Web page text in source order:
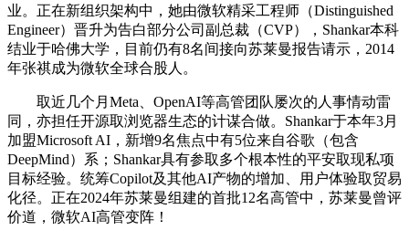
业。正在新组织架构中，她由微软精采工程师（Distinguished
Engineer）晋升为告白部分公司副总裁（CVP），Shankar本科
结业于哈佛大学，目前仍有8名间接向苏莱曼报告请示，2014
年张祺成为微软全球合股人。
取近几个月Meta、OpenAI等高管团队屡次的人事情动雷
同，亦担任开源取浏览器生态的计谋合做。Shankar于本年3月
加盟Microsoft AI，新增9名焦点中有5位来自谷歌（包含
DeepMind）系；Shankar具有参取多个根本性的平安取现私项
目标经验。统筹Copilot及其他AI产物的增加、用户体验取贸易
化径。正在2024年苏莱曼组建的首批12名高管中，苏莱曼曾评
价道，微软AI高管变阵！